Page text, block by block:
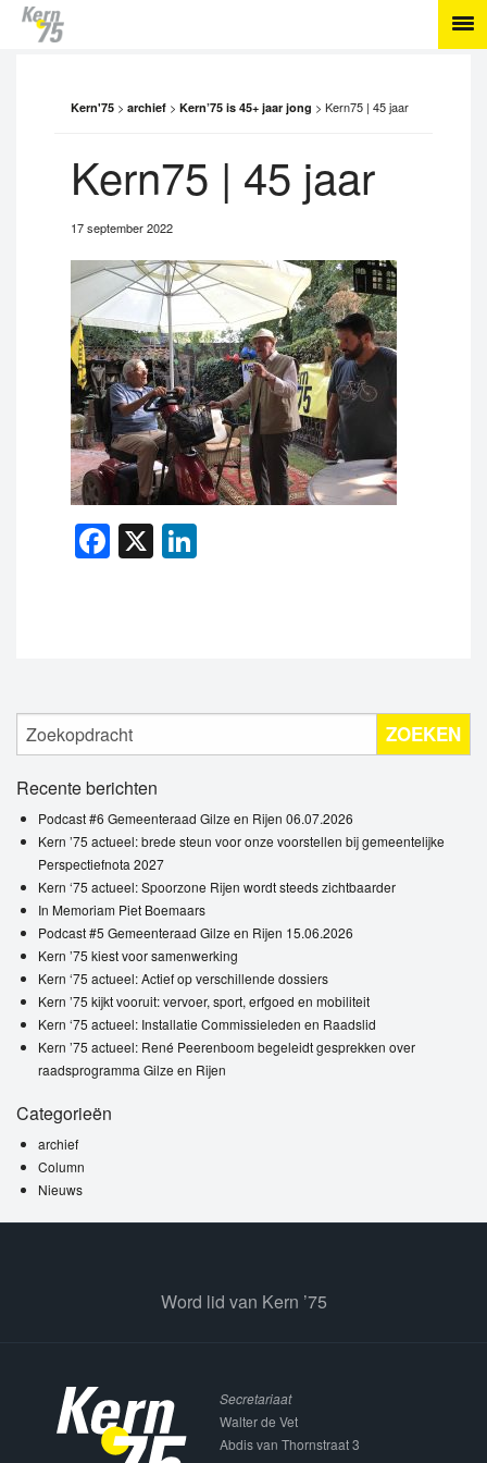
Kern'75 > archief > Kern’75 is 45+ jaar jong > Kern75 | 45 jaar
Kern75 | 45 jaar
17 september 2022
Facebook
X
ZOEKEN
Recente berichten
Podcast #6 Gemeenteraad Gilze en Rijen 06.07.2026
Kern ’75 actueel: brede steun voor onze voorstellen bij gemeentelijke
Perspectiefnota 2027
Kern ‘75 actueel: Spoorzone Rijen wordt steeds zichtbaarder
In Memoriam Piet Boemaars
Podcast #5 Gemeenteraad Gilze en Rijen 15.06.2026
Kern ’75 kiest voor samenwerking
Kern ‘75 actueel: Actief op verschillende dossiers
Kern ’75 kijkt vooruit: vervoer, sport, erfgoed en mobiliteit
Kern ‘75 actueel: Installatie Commissieleden en Raadslid
Kern ’75 actueel: René Peerenboom begeleidt gesprekken over
raadsprogramma Gilze en Rijen
Categorieën
archief
Column
Nieuws
Word lid van Kern ’75
Secretariaat
Walter de Vet
Abdis van Thornstraat 3